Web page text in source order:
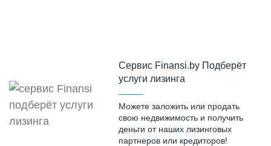
Cервис Finansi.by Подберёт
услуги лизинга
Можете заложить или продать
свою недвижимость и получить
деньги от наших лизинговых
партнеров или кредиторов!